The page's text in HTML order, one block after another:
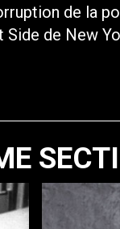
de la
de New